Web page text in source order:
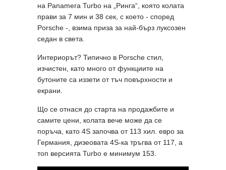
на Panamera Turbo на „Ринга“, която колата
прави за 7 мин и 38 сек, с което - според
Porsche -, взима приза за най-бърз луксозен
седан в света.
Интериорът? Типично в Porsche стил,
изчистен, като много от функциите на
бутоните са иззети от тъч повърхности и
екрани.
Що се отнася до старта на продажбите и
самите цени, колата вече може да се
поръча, като 4S започва от 113 хил. евро за
Германия, дизеовата 4S-ка тръгва от 117, а
топ версията Turbo е минимум 153.